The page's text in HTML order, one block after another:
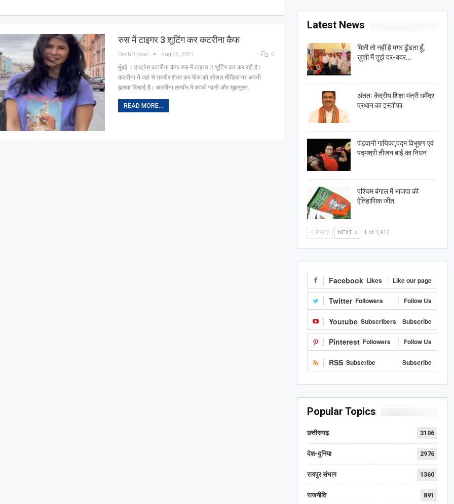
रुस में टाइगर 3 शूटिंग कर कटरीना कैफ
DeshDigital Aug 28, 2021 0
मुंबई । एक्ट्रेस कटरीना कैफ रुस में टाइगर 3 शूटिंग कर कर रही है।
कटरीना ने वहां से तस्वीर शेयर कर फैंस को सोशल मीडिया पर अपनी
झलक दिखाई है। कटरीना तस्वीर में काफी प्‍यारी और खूबसूरत…
READ MORE...
Latest News
मिली तो नहीं है मगर ढूँढता हूँ,
ख़ुशी मैं तुझे दर-बदर…
अंततः केंद्रीय शिक्षा मंत्री धर्मेंद्र
प्रधान का इस्तीफा
पंडवानी गायिका,पद्म विभूषण एवं
पद्मश्री तीजन बाई का निधन
पश्चिम बंगाल में भाजपा की
ऐतिहासिक जीत
PREV NEXT 1 of 1,912
Facebook Likes Like our page
Twitter Followers Follow Us
Youtube Subscribers Subscribe
Pinterest Followers Follow Us
RSS Subscribe Subscribe
Popular Topics
छत्तीसगढ़ 3106
देश-दुनिया 2976
रायपुर संभाग 1360
राजनीति 891